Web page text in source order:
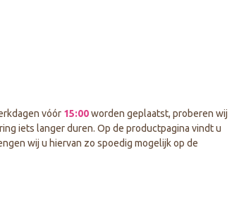
vóór 15:00worden geplaatst, proberen wij
iets langer duren. Op de productpagina vindt u
wij u hiervan zo spoedig mogelijk op de